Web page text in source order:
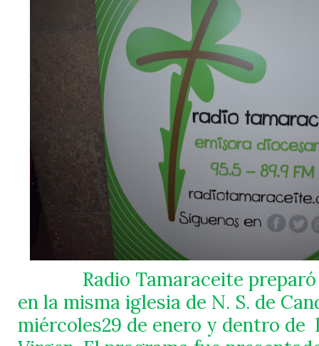
Radio Tamaraceite
en la misma iglesia de N. S. de
miércoles29 de enero y dentro de